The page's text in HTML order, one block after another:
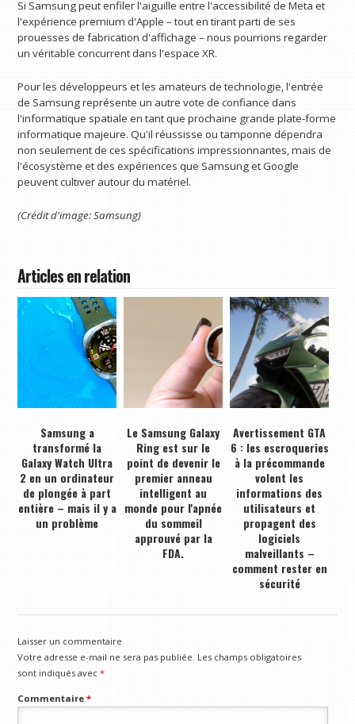
Si Samsung peut enfiler l'aiguille entre l'accessibilité de Meta et
l'expérience premium d'Apple – tout en tirant parti de ses
prouesses de fabrication d'affichage – nous pourrions regarder
un véritable concurrent dans l'espace XR.
Pour les développeurs et les amateurs de technologie, l'entrée
de Samsung représente un autre vote de confiance dans
l'informatique spatiale en tant que prochaine grande plate-forme
informatique majeure. Qu'il réussisse ou tamponne dépendra
non seulement de ces spécifications impressionnantes, mais de
l'écosystème et des expériences que Samsung et Google
peuvent cultiver autour du matériel.
(Crédit d'image: Samsung)
Articles en relation
Samsung a
transformé la
Galaxy Watch Ultra
2 en un ordinateur
de plongée à part
entière – mais il y a
un problème
Le Samsung Galaxy
Ring est sur le
point de devenir le
premier anneau
intelligent au
monde pour l'apnée
du sommeil
approuvé par la
FDA.
Avertissement GTA
6 : les escroqueries
à la précommande
volent les
informations des
utilisateurs et
propagent des
logiciels
malveillants –
comment rester en
sécurité
Laisser un commentaire
Votre adresse e-mail ne sera pas publiée. Les champs obligatoires
sont indiqués avec*
Commentaire*